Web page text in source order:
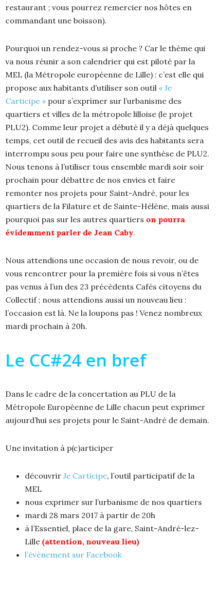
restaurant ; vous pourrez remercier nos hôtes en
commandant une boisson).
Pourquoi un rendez-vous si proche ? Car le thème qui
va nous réunir a son calendrier qui est piloté par la
MEL (la Métropole européenne de Lille) : c’est elle qui
propose aux habitants d’utiliser son outil « Je
Carticipe » pour s’exprimer sur l’urbanisme des
quartiers et villes de la métropole lilloise (le projet
PLU2). Comme leur projet a débuté il y a déjà quelques
temps, cet outil de recueil des avis des habitants sera
interrompu sous peu pour faire une synthèse de PLU2.
Nous tenons à l’utiliser tous ensemble mardi soir soir
prochain pour débattre de nos envies et faire
remonter nos projets pour Saint-André, pour les
quartiers de la Filature et de Sainte-Hélène, mais aussi
pourquoi pas sur les autres quartiers on pourra
évidemment parler de Jean Caby.
Nous attendions une occasion de nous revoir, ou de
vous rencontrer pour la première fois si vous n’êtes
pas venus à l’un des 23 précédents Cafés citoyens du
Collectif ; nous attendions aussi un nouveau lieu :
l’occasion est là. Ne la loupons pas ! Venez nombreux
mardi prochain à 20h.
Le CC#24 en bref
Dans le cadre de la concertation au PLU de la
Métropole Européenne de Lille chacun peut exprimer
aujourd’hui ses projets pour le Saint-André de demain.
Une invitation à p(c)articiper
découvrir Je Carticipe, l’outil participatif de la
MEL
nous exprimer sur l’urbanisme de nos quartiers
mardi 28 mars 2017 à partir de 20h
à l’Essentiel, place de la gare, Saint-André-lez-
Lille (attention, nouveau lieu)
l’évènement sur Facebook